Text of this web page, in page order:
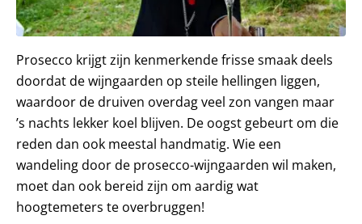
Prosecco krijgt zijn kenmerkende frisse smaak deels
doordat de wijngaarden op steile hellingen liggen,
waardoor de druiven overdag veel zon vangen maar
’s nachts lekker koel blijven. De oogst gebeurt om die
reden dan ook meestal handmatig. Wie een
wandeling door de prosecco-wijngaarden wil maken,
moet dan ook bereid zijn om aardig wat
hoogtemeters te overbruggen!